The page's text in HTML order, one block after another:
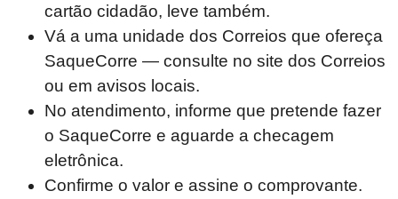
cartão cidadão, leve também.
Vá a uma unidade dos Correios que ofereça
SaqueCorre — consulte no site dos Correios
ou em avisos locais.
No atendimento, informe que pretende fazer
o SaqueCorre e aguarde a checagem
eletrônica.
Confirme o valor e assine o comprovante.